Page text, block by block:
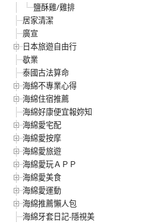
鹽酥雞/雞排
居家清潔
廣宣
日本旅遊自由行
歇業
泰國古法算命
海綿不專業心得
海綿住宿推薦
海綿好康便宜報妳知
海綿愛宅配
海綿愛按摩
海綿愛旅遊
海綿愛玩ＡＰＰ
海綿愛美食
海綿愛運動
海綿推薦懶人包
海綿牙套日記-隱視美